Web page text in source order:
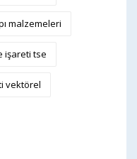
malzemeleri
işareti tse
vektörel